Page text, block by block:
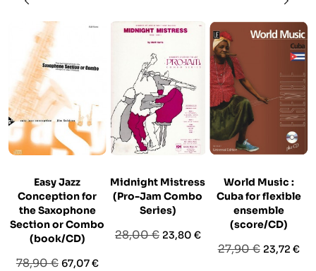
Easy Jazz
Conception for
the Saxophone
Section or Combo
(book/CD)
Prezzo
78,90 € Prezzo
67,07 €
Midnight Mistress
(Pro-Jam Combo
Series)
Prezzo
28,00 € Prezzo
23,80 €
World Music :
Cuba for flexible
ensemble
(score/CD)
Prezzo
27,90 € Prezzo
23,72 €